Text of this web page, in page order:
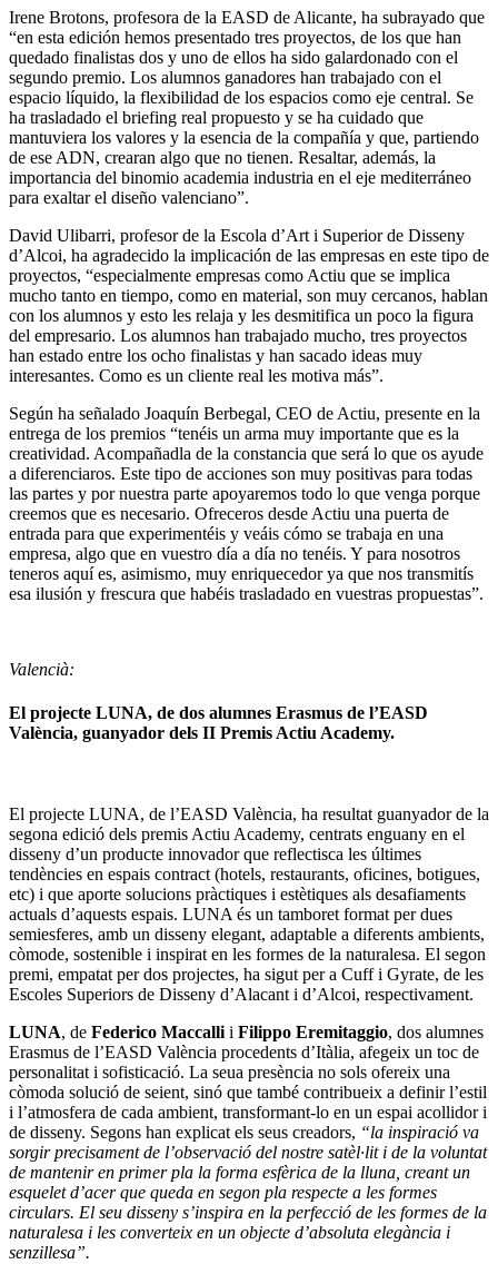
Irene Brotons, profesora de la EASD de Alicante, ha subrayado que
“en esta edición hemos presentado tres proyectos, de los que han
quedado finalistas dos y uno de ellos ha sido galardonado con el
segundo premio. Los alumnos ganadores han trabajado con el
espacio líquido, la flexibilidad de los espacios como eje central. Se
ha trasladado el briefing real propuesto y se ha cuidado que
mantuviera los valores y la esencia de la compañía y que, partiendo
de ese ADN, crearan algo que no tienen. Resaltar, además, la
importancia del binomio academia industria en el eje mediterráneo
para exaltar el diseño valenciano”.
David Ulibarri, profesor de la Escola d’Art i Superior de Disseny
d’Alcoi, ha agradecido la implicación de las empresas en este tipo de
proyectos, “especialmente empresas como Actiu que se implica
mucho tanto en tiempo, como en material, son muy cercanos, hablan
con los alumnos y esto les relaja y les desmitifica un poco la figura
del empresario. Los alumnos han trabajado mucho, tres proyectos
han estado entre los ocho finalistas y han sacado ideas muy
interesantes. Como es un cliente real les motiva más”.
Según ha señalado Joaquín Berbegal, CEO de Actiu, presente en la
entrega de los premios “tenéis un arma muy importante que es la
creatividad. Acompañadla de la constancia que será lo que os ayude
a diferenciaros. Este tipo de acciones son muy positivas para todas
las partes y por nuestra parte apoyaremos todo lo que venga porque
creemos que es necesario. Ofreceros desde Actiu una puerta de
entrada para que experimentéis y veáis cómo se trabaja en una
empresa, algo que en vuestro día a día no tenéis. Y para nosotros
teneros aquí es, asimismo, muy enriquecedor ya que nos transmitís
esa ilusión y frescura que habéis trasladado en vuestras propuestas”.
Valencià:
El projecte LUNA, de dos alumnes Erasmus de l’EASD
València, guanyador dels II Premis Actiu Academy.
El projecte LUNA, de l’EASD València, ha resultat guanyador de la
segona edició dels premis Actiu Academy, centrats enguany en el
disseny d’un producte innovador que reflectisca les últimes
tendències en espais contract (hotels, restaurants, oficines, botigues,
etc) i que aporte solucions pràctiques i estètiques als desafiaments
actuals d’aquests espais. LUNA és un tamboret format per dues
semiesferes, amb un disseny elegant, adaptable a diferents ambients,
còmode, sostenible i inspirat en les formes de la naturalesa. El segon
premi, empatat per dos projectes, ha sigut per a Cuff i Gyrate, de les
Escoles Superiors de Disseny d’Alacant i d’Alcoi, respectivament.
LUNA, de Federico Maccallii Filippo Eremitaggio, dos alumnes
Erasmus de l’EASD València procedents d’Itàlia, afegeix un toc de
personalitat i sofisticació. La seua presència no sols ofereix una
còmoda solució de seient, sinó que també contribueix a definir l’estil
i l’atmosfera de cada ambient, transformant-lo en un espai acollidor i
de disseny. Segons han explicat els seus creadors, “la inspiració va
sorgir precisament de l’observació del nostre satèl·lit i de la voluntat
de mantenir en primer pla la forma esfèrica de la lluna, creant un
esquelet d’acer que queda en segon pla respecte a les formes
circulars. El seu disseny s’inspira en la perfecció de les formes de la
naturalesa i les converteix en un objecte d’absoluta elegància i
senzillesa”.